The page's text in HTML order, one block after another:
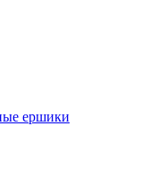
ершики